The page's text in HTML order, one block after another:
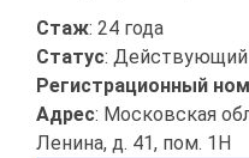
Стаж: 24 года
Статус: Действующий
Регистрационный
Адрес: Московская
Ленина, д. 41, пом. 1Н